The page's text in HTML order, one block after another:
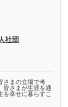
社団
さまの立場で考
皆さまが生涯を通
を幸せに暮らすこ